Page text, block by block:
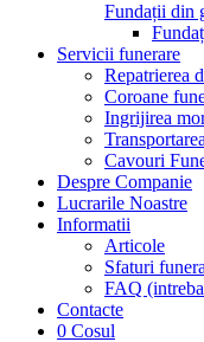
Fundații din
Servicii funerare
Repatrierea
Coroane
Ingrijirea
Cavouri
Despre Companie
Lucrarile Noastre
Informatii
Articole
Sfaturi
FAQ
Contacte
0 Cosul